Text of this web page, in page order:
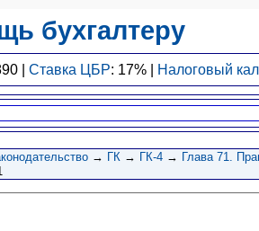
бухгалтеру
| Ставка ЦБР: 17% | Налоговый
→ ГК → ГК-4 → Глава 71.